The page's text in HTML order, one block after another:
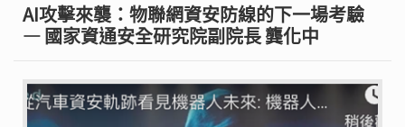
AI攻擊來襲：物聯網資安防線的下一場考驗
— 國家資通安全研究院副院長 龔化中